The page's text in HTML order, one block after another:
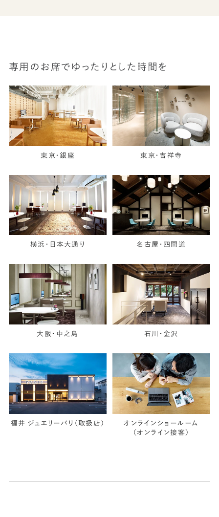
専用のお席でゆったりとした時間を
東京・銀座 東京・吉祥寺
横浜・日本大通り 名古屋・四間道
大阪・中之島 石川・金沢
福井 ジュエリーパリ（取扱店）
オンラインショールーム
（オンライン接客）